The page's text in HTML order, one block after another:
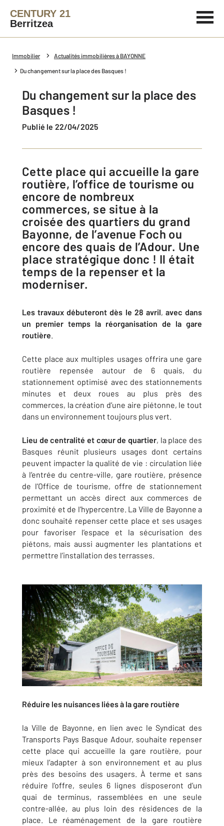
CENTURY 21
Berritzea
Immobilier Actualités immobilières à BAYONNE
Du changement sur la place des Basques !
Du changement sur la place des
Basques !
Publié le 22/04/2025
Cette place qui accueille la gare
routière, l’office de tourisme ou
encore de nombreux
commerces, se situe à la
croisée des quartiers du grand
Bayonne, de l’avenue Foch ou
encore des quais de l’Adour. Une
place stratégique donc ! Il était
temps de la repenser et la
moderniser.
Les travaux débuteront dès le 28 avril, avec dans
un premier temps la réorganisation de la gare
routière.
Cette place aux multiples usages offrira une gare
routière repensée autour de 6 quais, du
stationnement optimisé avec des stationnements
minutes et deux roues au plus près des
commerces, la création d’une aire piétonne, le tout
dans un environnement toujours plus vert.
Lieu de centralité et cœur de quartier, la place des
Basques réunit plusieurs usages dont certains
peuvent impacter la qualité de vie : circulation liée
à l’entrée du centre-ville, gare routière, présence
de l’Office de tourisme, offre de stationnement
permettant un accès direct aux commerces de
proximité et de l’hypercentre. La Ville de Bayonne a
donc souhaité repenser cette place et ses usages
pour favoriser l’espace et la sécurisation des
piétons, mais aussi augmenter les plantations et
permettre l’installation des terrasses.
Réduire les nuisances liées à la gare routière
la Ville de Bayonne, en lien avec le Syndicat des
Transports Pays Basque Adour, souhaite repenser
cette place qui accueille la gare routière, pour
mieux l’adapter à son environnement et au plus
près des besoins des usagers. À terme et sans
réduire l’offre, seules 6 lignes disposeront d’un
quai de terminus, rassemblées en une seule
contre-allée, au plus loin des résidences de la
place. Le réaménagement de la gare routière